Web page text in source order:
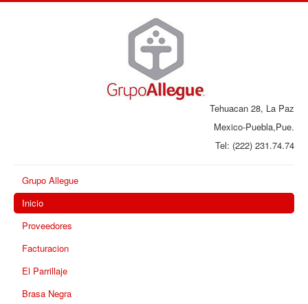
Tehuacan 28, La Paz
Mexico-Puebla,Pue.
Tel: (222) 231.74.74
Grupo Allegue
Inicio
Proveedores
Facturacion
El Parrillaje
Brasa Negra